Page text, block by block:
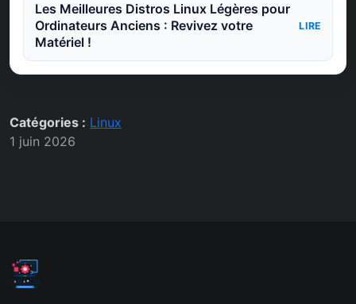
Les Meilleures Distros Linux Légères pour
Ordinateurs Anciens : Revivez votre
Matériel !
LIRE
Catégories : Linux
1 juin 2026